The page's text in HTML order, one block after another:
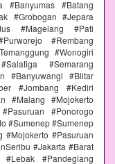
#Banyumas #Batang
#Grobogan #Jepara
#Magelang #Pati
#Rembang
#Wonogiri
#Semarang
#Banyuwangi #Blitar
#Jombang #Kediri
#Malang #Mojokerto
#Ponorogo
#Sumenep #Sumenep
#Mojokerto #Pasuruan
#Jakarta #Barat
#Pandeglang